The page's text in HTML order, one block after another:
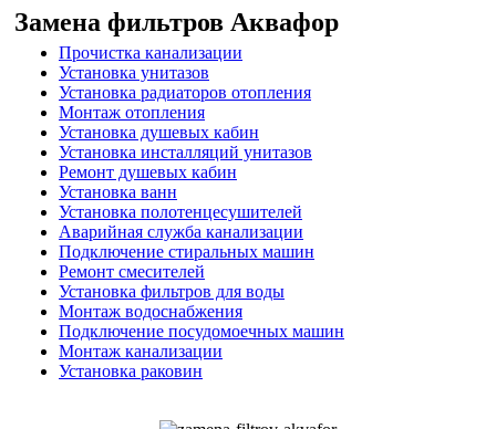
Замена фильтров Аквафор
Прочистка канализации
Установка унитазов
Установка радиаторов отопления
Монтаж отопления
Установка душевых кабин
Установка инсталляций унитазов
Ремонт душевых кабин
Установка ванн
Установка полотенцесушителей
Аварийная служба канализации
Подключение стиральных машин
Ремонт смесителей
Установка фильтров для воды
Монтаж водоснабжения
Подключение посудомоечных машин
Монтаж канализации
Установка раковин